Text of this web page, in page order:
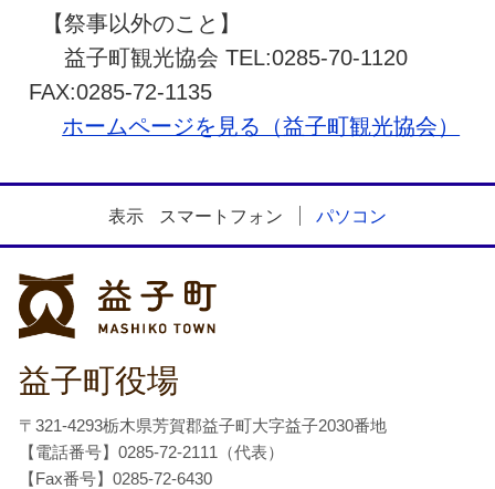
【祭事以外のこと】
益子町観光協会 TEL:0285-70-1120
FAX:0285-72-1135
ホームページを見る（益子町観光協会）
表示 スマートフォン パソコン
益子町役場
〒321-4293栃木県芳賀郡益子町大字益子2030番地
【電話番号】0285-72-2111（代表）
【Fax番号】0285-72-6430